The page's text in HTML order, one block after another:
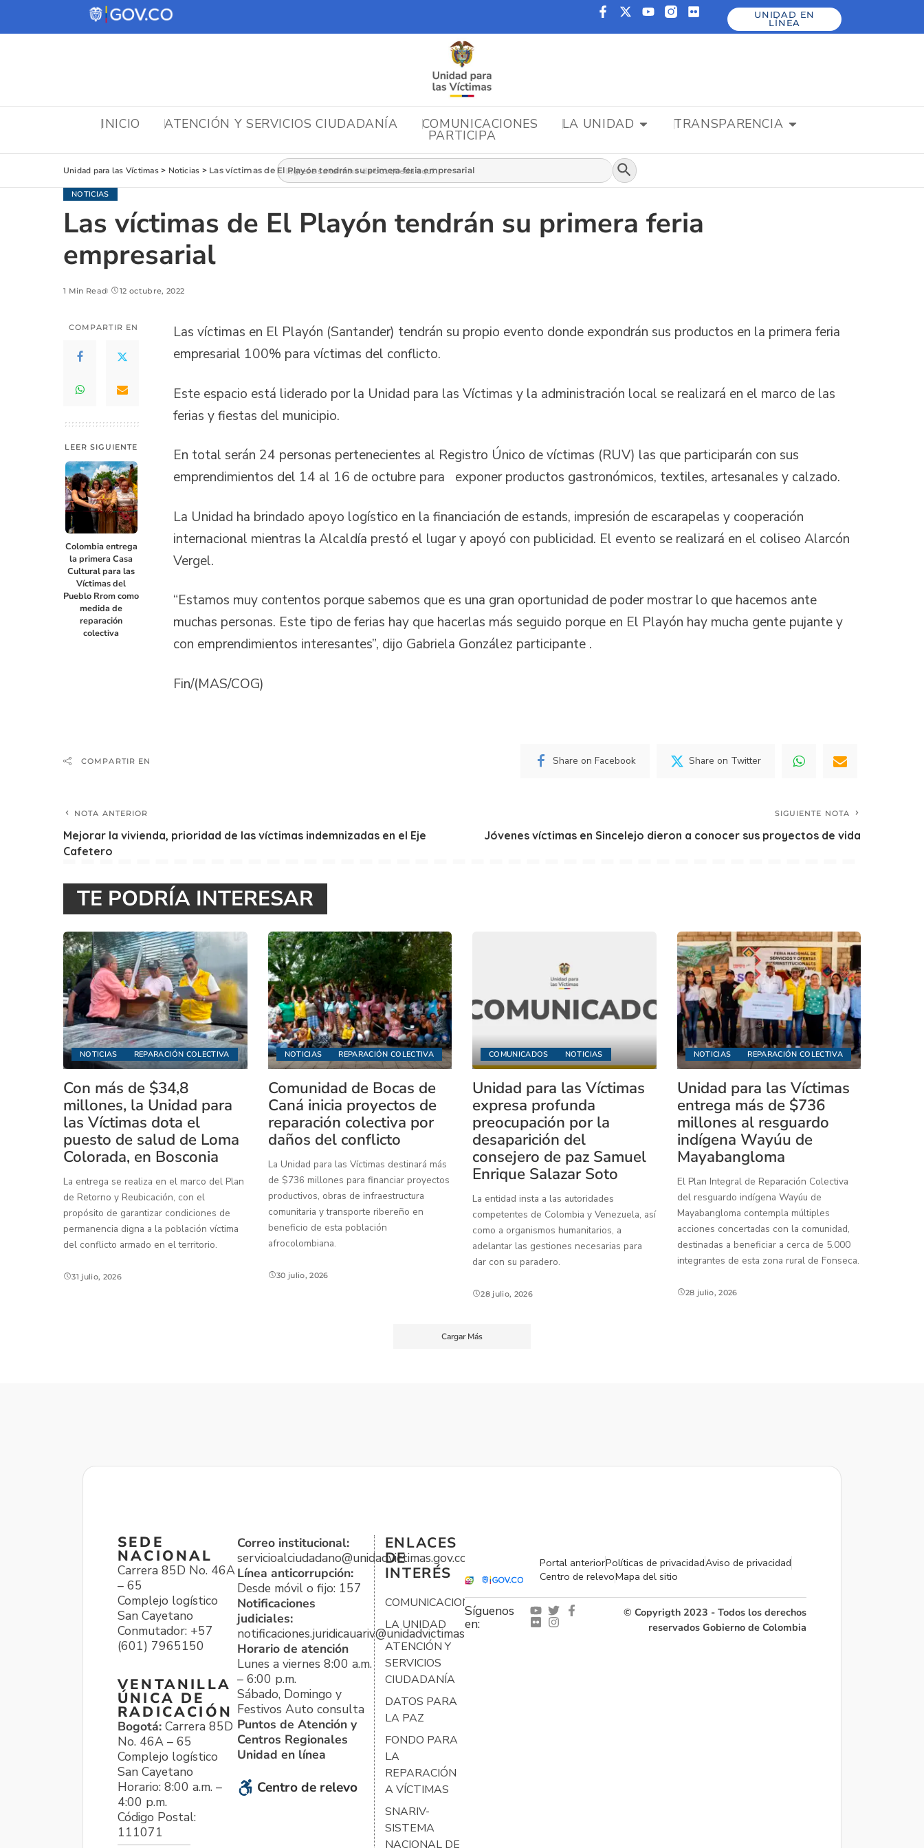
UNIDAD EN
LÍNEA
INICIO ATENCIÓN Y SERVICIOS CIUDADANÍA COMUNICACIONES LA UNIDAD TRANSPARENCIA
PARTICIPA
Buscar: Botón de búsqueda
Unidad para las Víctimas> Noticias > Las víctimas de El Playón tendrán su primera feria empresarial
NOTICIAS
Las víctimas de El Playón tendrán su primera feria
empresarial
1 Min Read 12 octubre, 2022
COMPARTIR EN
LEER SIGUIENTE
Colombia entrega
la primera Casa
Cultural para las
Víctimas del
Pueblo Rrom como
medida de
reparación
colectiva
Las víctimas en El Playón (Santander) tendrán su propio evento donde expondrán sus productos en la primera feria
empresarial 100% para víctimas del conflicto.
Este espacio está liderado por la Unidad para las Víctimas y la administración local se realizará en el marco de las
ferias y fiestas del municipio.
En total serán 24 personas pertenecientes al Registro Único de víctimas (RUV) las que participarán con sus
emprendimientos del 14 al 16 de octubre para exponer productos gastronómicos, textiles, artesanales y calzado.
La Unidad ha brindado apoyo logístico en la financiación de estands, impresión de escarapelas y cooperación
internacional mientras la Alcaldía prestó el lugar y apoyó con publicidad. El evento se realizará en el coliseo Alarcón
Vergel.
“Estamos muy contentos porque sabemos que es una gran oportunidad de poder mostrar lo que hacemos ante
muchas personas. Este tipo de ferias hay que hacerlas más seguido porque en El Playón hay mucha gente pujante y
con emprendimientos interesantes”, dijo Gabriela González participante .
Fin/(MAS/COG)
COMPARTIR EN Share on Facebook Share on Twitter
NOTA ANTERIOR
Mejorar la vivienda, prioridad de las víctimas indemnizadas en el Eje
Cafetero
SIGUIENTE NOTA
Jóvenes víctimas en Sincelejo dieron a conocer sus proyectos de vida
TE PODRÍA INTERESAR
NOTICIAS REPARACIÓN COLECTIVA
Con más de $34,8
millones, la Unidad para
las Víctimas dota el
puesto de salud de Loma
Colorada, en Bosconia
La entrega se realiza en el marco del Plan
de Retorno y Reubicación, con el
propósito de garantizar condiciones de
permanencia digna a la población víctima
del conflicto armado en el territorio.
31 julio, 2026
NOTICIAS REPARACIÓN COLECTIVA
Comunidad de Bocas de
Caná inicia proyectos de
reparación colectiva por
daños del conflicto
La Unidad para las Víctimas destinará más
de $736 millones para financiar proyectos
productivos, obras de infraestructura
comunitaria y transporte ribereño en
beneficio de esta población
afrocolombiana.
30 julio, 2026
COMUNICADOS NOTICIAS
Unidad para las Víctimas
expresa profunda
preocupación por la
desaparición del
consejero de paz Samuel
Enrique Salazar Soto
La entidad insta a las autoridades
competentes de Colombia y Venezuela, así
como a organismos humanitarios, a
adelantar las gestiones necesarias para
dar con su paradero.
28 julio, 2026
NOTICIAS REPARACIÓN COLECTIVA
Unidad para las Víctimas
entrega más de $736
millones al resguardo
indígena Wayúu de
Mayabangloma
El Plan Integral de Reparación Colectiva
del resguardo indígena Wayúu de
Mayabangloma contempla múltiples
acciones concertadas con la comunidad,
destinadas a beneficiar a cerca de 5.000
integrantes de esta zona rural de Fonseca.
28 julio, 2026
Cargar Más
SEDE
NACIONAL
Carrera 85D No. 46A
– 65
Complejo logístico
San Cayetano
Conmutador: +57
(601) 7965150
VENTANILLA
ÚNICA DE
RADICACIÓN
Bogotá: Carrera 85D
No. 46A – 65
Complejo logístico
San Cayetano
Horario: 8:00 a.m. –
4:00 p.m.
Código Postal:
111071
Correo institucional:
servicioalciudadano@unidadvictimas.gov.co
Línea anticorrupción:
Desde móvil o fijo: 157
Notificaciones
judiciales:
notificaciones.juridicauariv@unidadvictimas.gov.co
Horario de atención
Lunes a viernes 8:00 a.m.
– 6:00 p.m.
Sábado, Domingo y
Festivos Auto consulta
Puntos de Atención y
Centros Regionales
Unidad en línea
Centro de relevo
ENLACES
DE
INTERÉS
COMUNICACIONES
LA UNIDAD
ATENCIÓN Y
SERVICIOS
CIUDADANÍA
DATOS PARA
LA PAZ
FONDO PARA
LA
REPARACIÓN
A VÍCTIMAS
SNARIV-
SISTEMA
NACIONAL DE
Portal anteriorPolíticas de privacidadAviso de privacidad
Centro de relevoMapa del sitio
Síguenos
en:
© Copyrigth 2023 - Todos los derechos
reservados Gobierno de Colombia